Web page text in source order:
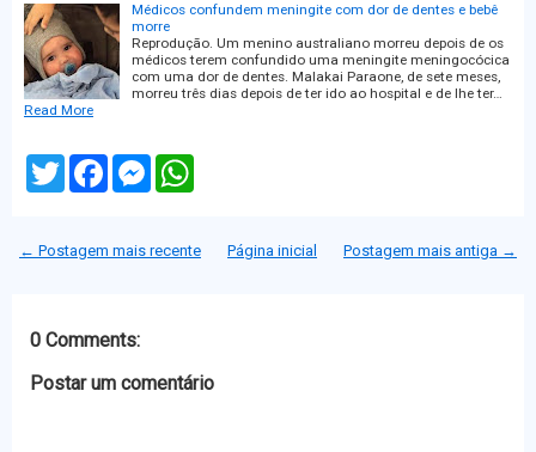
Médicos confundem meningite com dor de dentes e bebê
morre
Reprodução. Um menino australiano morreu depois de os
médicos terem confundido uma meningite meningocócica
com uma dor de dentes. Malakai Paraone, de sete meses,
morreu três dias depois de ter ido ao hospital e de lhe ter…
Read More
T
w
e
F
o
M
n
A
← Postagem mais recente Postagem mais antiga →
Página inicial
0 Comments:
Postar um comentário